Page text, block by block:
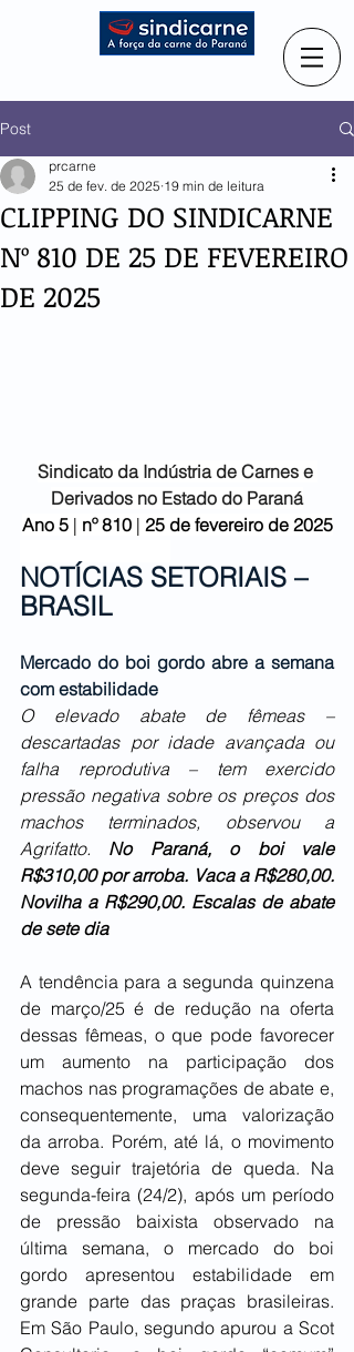
Post
CLIPPING DO SINDICARNE
Nº 810 DE 25 DE FEVEREIRO
DE 2025
prcarne
25 de fev. de 2025 19 min de leitura
Sindicato da Indústria de Carnes e
Derivados no Estado do Paraná
Ano 5 | nº 810 | 25 de fevereiro de 2025
NOTÍCIAS SETORIAIS –
BRASIL
Mercado do boi gordo abre a semana
com estabilidade
O elevado abate de fêmeas –
descartadas por idade avançada ou
falha reprodutiva – tem exercido
pressão negativa sobre os preços dos
machos terminados, observou a
Agrifatto. No Paraná, o boi vale
R$310,00 por arroba. Vaca a R$280,00.
Novilha a R$290,00. Escalas de abate
de sete dia
A tendência para a segunda quinzena
de março/25 é de redução na oferta
dessas fêmeas, o que pode favorecer
um aumento na participação dos
machos nas programações de abate e,
consequentemente, uma valorização
da arroba. Porém, até lá, o movimento
deve seguir trajetória de queda. Na
segunda-feira (24/2), após um período
de pressão baixista observado na
última semana, o mercado do boi
gordo apresentou estabilidade em
grande parte das praças brasileiras.
Em São Paulo, segundo apurou a Scot